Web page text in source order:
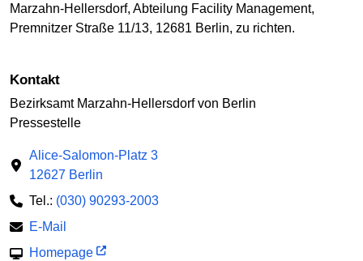
Marzahn-Hellersdorf, Abteilung Facility Management,
Premnitzer Straße 11/13, 12681 Berlin, zu richten.
Kontakt
Bezirksamt Marzahn-Hellersdorf von Berlin
Pressestelle
Alice-Salomon-Platz 3
12627 Berlin
Tel.: (030) 90293-2003
E-Mail
Homepage